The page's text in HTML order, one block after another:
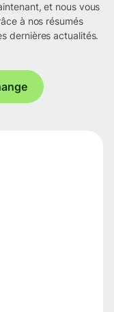
et nous vous
à nos résumés
dernières actualités.